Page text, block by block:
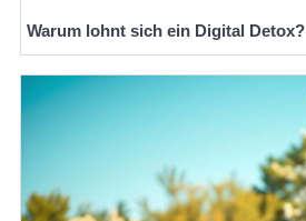
Warum lohnt sich ein Digital Detox?